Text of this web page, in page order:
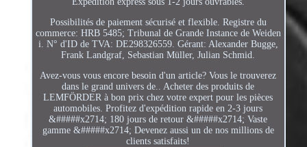
Possibilités de paiement sécurisé et flexible. Registre du
commerce: HRB 5485; Tribunal de Grande Instance de Weiden
i. N° d'ID de TVA: DE298326559. Gérant: Alexander Bugge,
Frank Landgraf, Sebastian Müller, Julian Schmid.
Avez-vous vous encore besoin d'un article? Vous le trouverez
dans le grand univers de.. Acheter des produits de
LEMFÖRDER à bon prix chez votre expert pour les pièces
automobiles. Profitez d'expédition rapide en 2-3 jours
&#####x2714; 180 jours de retour &#####x2714; Vaste
gamme &#####x2714; Devenez aussi un de nos millions de
clients satisfaits!